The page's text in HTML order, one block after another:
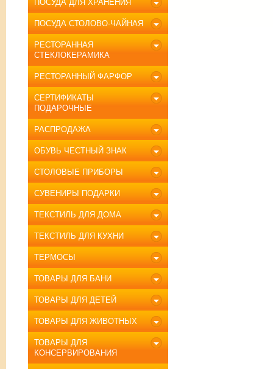
ПОСУДА ДЛЯ ХРАНЕНИЯ
ПОСУДА СТОЛОВО-ЧАЙНАЯ
РЕСТОРАННАЯ
СТЕКЛОКЕРАМИКА
РЕСТОРАННЫЙ ФАРФОР
СЕРТИФИКАТЫ
ПОДАРОЧНЫЕ
РАСПРОДАЖА
ОБУВЬ ЧЕСТНЫЙ ЗНАК
СТОЛОВЫЕ ПРИБОРЫ
СУВЕНИРЫ ПОДАРКИ
ТЕКСТИЛЬ ДЛЯ ДОМА
ТЕКСТИЛЬ ДЛЯ КУХНИ
ТЕРМОСЫ
ТОВАРЫ ДЛЯ БАНИ
ТОВАРЫ ДЛЯ ДЕТЕЙ
ТОВАРЫ ДЛЯ ЖИВОТНЫХ
ТОВАРЫ ДЛЯ
КОНСЕРВИРОВАНИЯ